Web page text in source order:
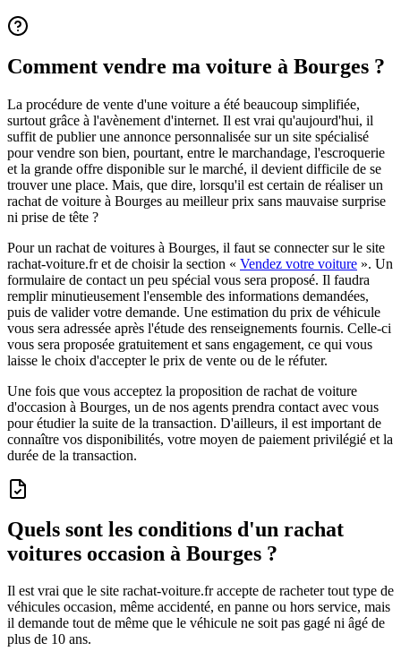
Comment vendre ma voiture à Bourges ?
La procédure de vente d'une voiture a été beaucoup simplifiée,
surtout grâce à l'avènement d'internet. Il est vrai qu'aujourd'hui, il
suffit de publier une annonce personnalisée sur un site spécialisé
pour vendre son bien, pourtant, entre le marchandage, l'escroquerie
et la grande offre disponible sur le marché, il devient difficile de se
trouver une place. Mais, que dire, lorsqu'il est certain de réaliser un
rachat de voiture à Bourges au meilleur prix sans mauvaise surprise
ni prise de tête ?
Pour un rachat de voitures à Bourges, il faut se connecter sur le site
rachat-voiture.fr et de choisir la section « Vendez votre voiture ». Un
formulaire de contact un peu spécial vous sera proposé. Il faudra
remplir minutieusement l'ensemble des informations demandées,
puis de valider votre demande. Une estimation du prix de véhicule
vous sera adressée après l'étude des renseignements fournis. Celle-ci
vous sera proposée gratuitement et sans engagement, ce qui vous
laisse le choix d'accepter le prix de vente ou de le réfuter.
Une fois que vous acceptez la proposition de rachat de voiture
d'occasion à Bourges, un de nos agents prendra contact avec vous
pour étudier la suite de la transaction. D'ailleurs, il est important de
connaître vos disponibilités, votre moyen de paiement privilégié et la
durée de la transaction.
Quels sont les conditions d'un rachat
voitures occasion à Bourges ?
Il est vrai que le site rachat-voiture.fr accepte de racheter tout type de
véhicules occasion, même accidenté, en panne ou hors service, mais
il demande tout de même que le véhicule ne soit pas gagé ni âgé de
plus de 10 ans.